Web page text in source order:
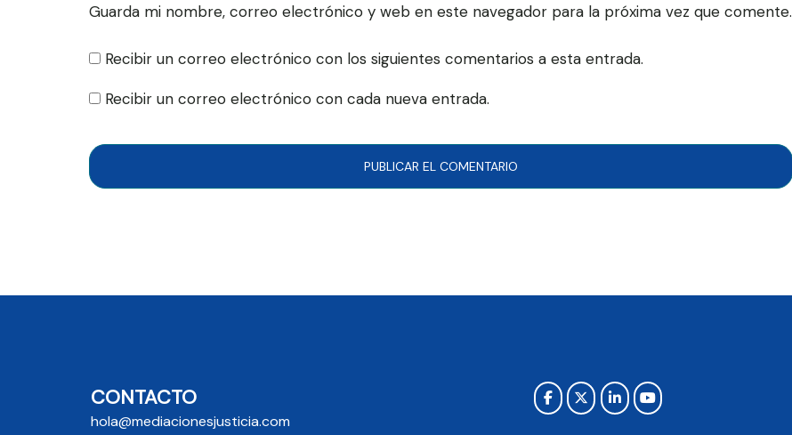
Guarda mi nombre, correo electrónico y web en este navegador para la próxima vez que comente.
Recibir un correo electrónico con los siguientes comentarios a esta entrada.
Recibir un correo electrónico con cada nueva entrada.
CONTACTO
hola@mediacionesjusticia.com